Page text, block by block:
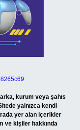
kurum veya şahıs
yalnızca kendi
yer alan içerikler
ve kişiler hakkında